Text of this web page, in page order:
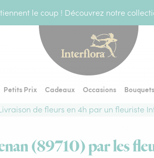
le coup ! Découvrez notre
Petits Prix Cadeaux Occasions Bouquets
de fleurs en 4h par un fleuriste
(89710) par les